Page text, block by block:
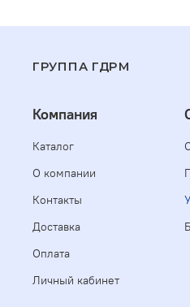
ГРУППА ГДРМ
Компания
Каталог
О компании
Контакты
Доставка
Оплата
Личный кабинет